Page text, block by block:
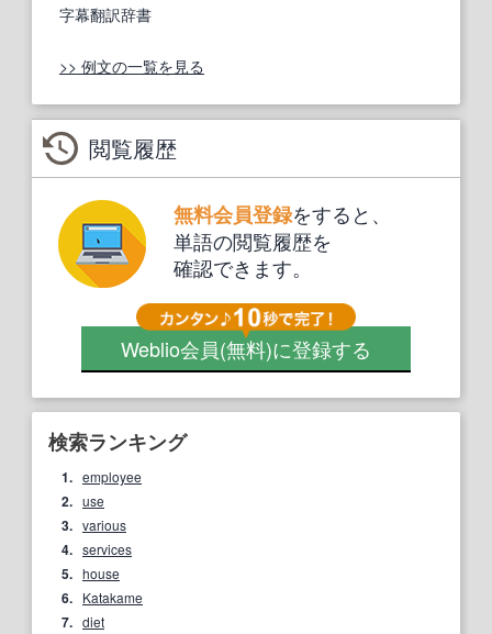
字幕翻訳辞書
>> 例文の一覧を見る
閲覧履歴
無料会員登録をすると、
単語の閲覧履歴を
確認できます。
Weblio会員(無料)に登録する
検索ランキング
1. employee
2. use
3. various
4. services
5. house
6. Katakame
7. diet